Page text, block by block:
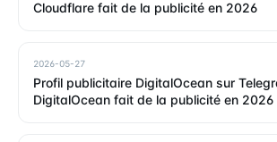
Cloudflare fait de la publicité en 2026
2026-05-27
Profil publicitaire DigitalOcean sur
DigitalOcean fait de la publicité en 2026